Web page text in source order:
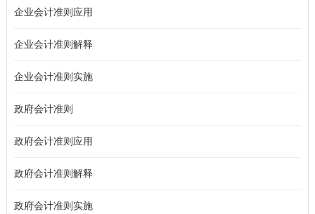
企业会计准则应用
企业会计准则解释
企业会计准则实施
政府会计准则
政府会计准则应用
政府会计准则解释
政府会计准则实施